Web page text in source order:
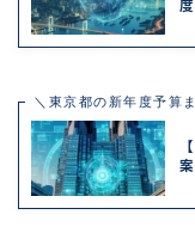
＼東京都の新年度予算